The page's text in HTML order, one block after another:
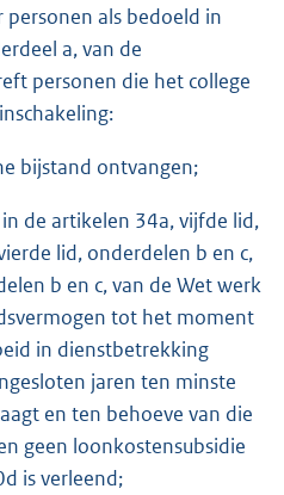
als bedoeld in
a, van de
personen die het college
bijstand ontvangen;
de artikelen 34a, vijfde lid,
lid, onderdelen b en c,
b en c, van de Wet werk
tot het moment
in dienstbetrekking
jaren ten minste
en ten behoeve van die
geen loonkostensubsidie
is verleend;